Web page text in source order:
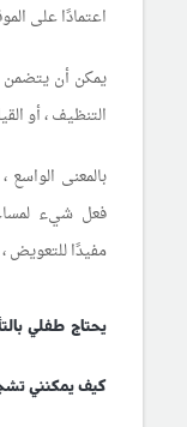
اعتمادًا على
يمكن أن يتضمن
التنظيف ، أو
بالمعنى الواسع
فعل شيء
مفيدًا للتعويض
يحتاج طفلي
كيف يمكنني